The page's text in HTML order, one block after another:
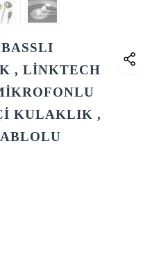
, LİNKTECH
KULAKLIK ,